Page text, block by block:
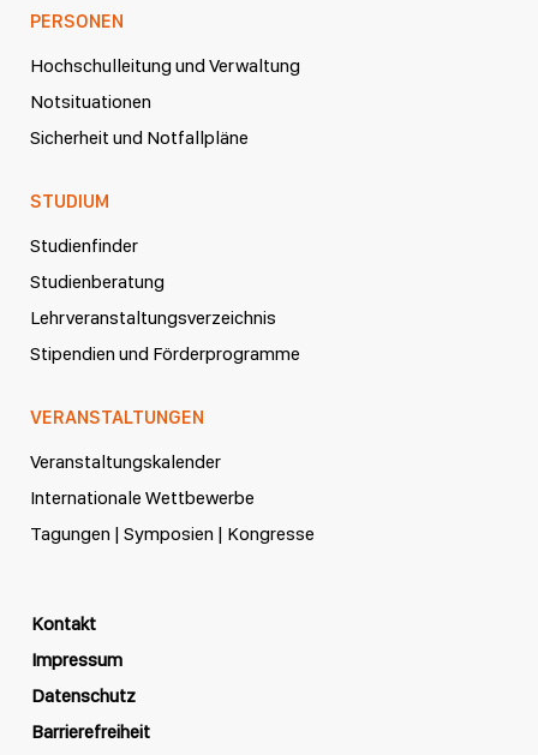
PERSONEN
Hochschulleitung und Verwaltung
Notsituationen
Sicherheit und Notfallpläne
STUDIUM
Studienfinder
Studienberatung
Lehrveranstaltungsverzeichnis
Stipendien und Förderprogramme
VERANSTALTUNGEN
Veranstaltungskalender
Internationale Wettbewerbe
Tagungen | Symposien | Kongresse
Kontakt
Impressum
Datenschutz
Barrierefreiheit